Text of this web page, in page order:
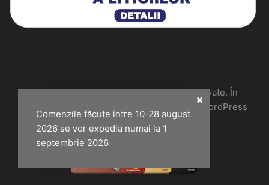
Comenzile făcute între 10-28 august
2026 se vor expedia numai la 1
septembrie 2026
Historiarum 2026 - Toate drepturile rezervate. În
colaborare cu Perfect Pixel & Mentenanță WordPress